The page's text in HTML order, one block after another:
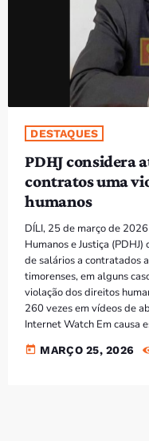
CONTACTOS
PORTUGUÊS
TÉTUM
PORTUGUÊS
PRÓXIMOS
Bom dia
7:00 AM -
Bom dia
7:00 AM -
DESTAQUES
PDHJ considera
contratos uma
humanos
DÍLI, 25 de março de
Humanos e Justiça
de salários a contratados
timorenses, em alguns
violação dos direitos
260 vezes em vídeos de
Internet Watch Em causa
today MARÇO 25, 2026